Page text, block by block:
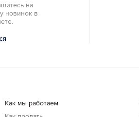
на
новинок в
Как мы работаем